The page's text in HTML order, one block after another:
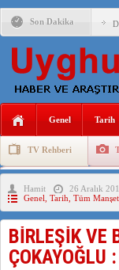
Son Dakika
Genel Tarih
TV Rehberi
Uygurlarda Düğün ve
Hamit
26 Aralık
Genel Tarih Tüm
BİRLEŞİK VE
ÇOKAYOĞLU